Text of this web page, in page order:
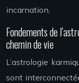
incarnation.
Fondements de
chemin de vie
L’astrologie
sont